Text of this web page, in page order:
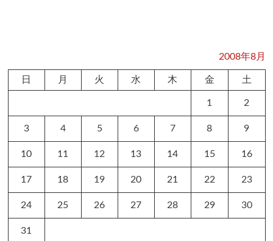
2008年8月
日 月 火 水 木 金 土
1 2
3 4 5 6 7 8 9
10 11 12 13 14 15 16
17 18 19 20 21 22 23
24 25 26 27 28 29 30
31